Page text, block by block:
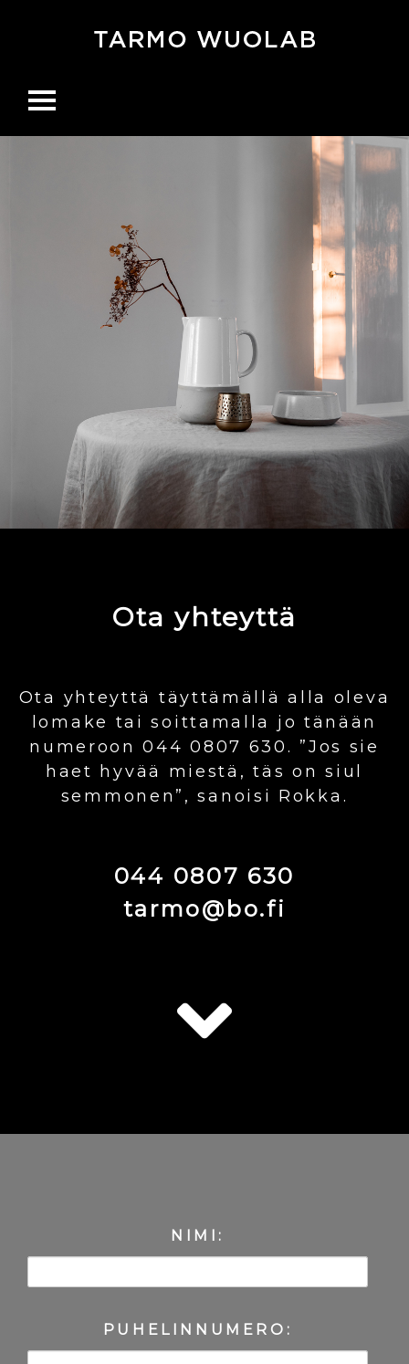
Ota yhteyttä
Ota yhteyttä täyttämällä alla oleva
lomake tai soittamalla jo tänään
numeroon 044 0807 630. ”Jos sie
haet hyvää miestä, täs on siul
semmonen”, sanoisi Rokka.
044 0807 630
tarmo@bo.fi
NIMI:
PUHELINNUMERO: